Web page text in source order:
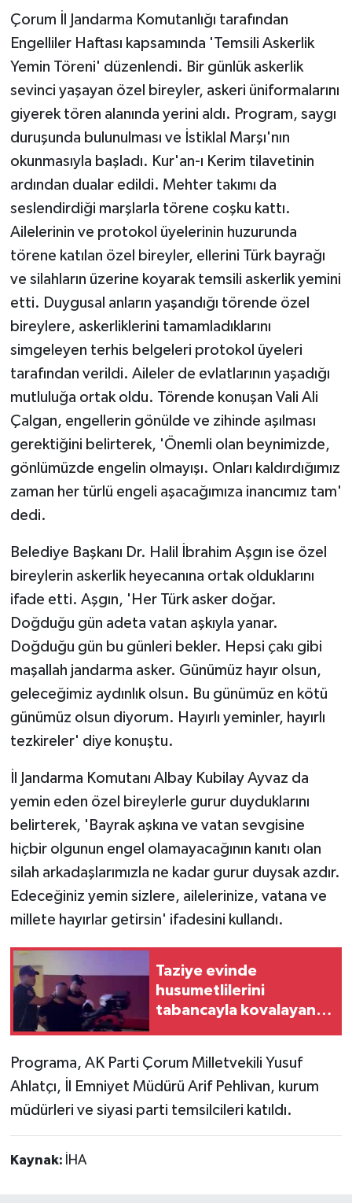
Çorum İl Jandarma Komutanlığı tarafından
Engelliler Haftası kapsamında 'Temsili Askerlik
Yemin Töreni' düzenlendi. Bir günlük askerlik
sevinci yaşayan özel bireyler, askeri üniformalarını
giyerek tören alanında yerini aldı. Program, saygı
duruşunda bulunulması ve İstiklal Marşı'nın
okunmasıyla başladı. Kur'an-ı Kerim tilavetinin
ardından dualar edildi. Mehter takımı da
seslendirdiği marşlarla törene coşku kattı.
Ailelerinin ve protokol üyelerinin huzurunda
törene katılan özel bireyler, ellerini Türk bayrağı
ve silahların üzerine koyarak temsili askerlik yemini
etti. Duygusal anların yaşandığı törende özel
bireylere, askerliklerini tamamladıklarını
simgeleyen terhis belgeleri protokol üyeleri
tarafından verildi. Aileler de evlatlarının yaşadığı
mutluluğa ortak oldu. Törende konuşan Vali Ali
Çalgan, engellerin gönülde ve zihinde aşılması
gerektiğini belirterek, 'Önemli olan beynimizde,
gönlümüzde engelin olmayışı. Onları kaldırdığımız
zaman her türlü engeli aşacağımıza inancımız tam'
dedi.
Belediye Başkanı Dr. Halil İbrahim Aşgın ise özel
bireylerin askerlik heyecanına ortak olduklarını
ifade etti. Aşgın, 'Her Türk asker doğar.
Doğduğu gün adeta vatan aşkıyla yanar.
Doğduğu gün bu günleri bekler. Hepsi çakı gibi
maşallah jandarma asker. Günümüz hayır olsun,
geleceğimiz aydınlık olsun. Bu günümüz en kötü
günümüz olsun diyorum. Hayırlı yeminler, hayırlı
tezkireler' diye konuştu.
İl Jandarma Komutanı Albay Kubilay Ayvaz da
yemin eden özel bireylerle gurur duyduklarını
belirterek, 'Bayrak aşkına ve vatan sevgisine
hiçbir olgunun engel olamayacağının kanıtı olan
silah arkadaşlarımızla ne kadar gurur duysak azdır.
Edeceğiniz yemin sizlere, ailelerinize, vatana ve
millete hayırlar getirsin' ifadesini kullandı.
Taziye evinde
husumetlilerini
tabancayla kovalayan
Programa, AK Parti Çorum Milletvekili Yusuf
Ahlatçı, İl Emniyet Müdürü Arif Pehlivan, kurum
müdürleri ve siyasi parti temsilcileri katıldı.
Kaynak: İHA